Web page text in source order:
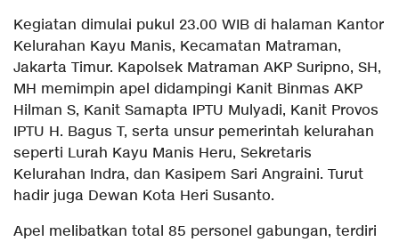
Kegiatan dimulai pukul 23.00 WIB di halaman Kantor
Kelurahan Kayu Manis, Kecamatan Matraman,
Jakarta Timur. Kapolsek Matraman AKP Suripno, SH,
MH memimpin apel didampingi Kanit Binmas AKP
Hilman S, Kanit Samapta IPTU Mulyadi, Kanit Provos
IPTU H. Bagus T, serta unsur pemerintah kelurahan
seperti Lurah Kayu Manis Heru, Sekretaris
Kelurahan Indra, dan Kasipem Sari Angraini. Turut
hadir juga Dewan Kota Heri Susanto.
Apel melibatkan total 85 personel gabungan, terdiri